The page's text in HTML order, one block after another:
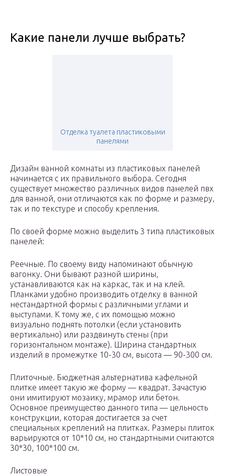
Какие панели лучше выбрать?
Отделка туалета пластиковыми
панелями
Дизайн ванной комнаты из пластиковых панелей
начинается с их правильного выбора. Сегодня
существует множество различных видов панелей пвх
для ванной, они отличаются как по форме и размеру,
так и по текстуре и способу крепления.
По своей форме можно выделить 3 типа пластиковых
панелей:
Реечные. По своему виду напоминают обычную
вагонку. Они бывают разной ширины,
устанавливаются как на каркас, так и на клей.
Планками удобно производить отделку в ванной
нестандартной формы с различными углами и
выступами. К тому же, с их помощью можно
визуально поднять потолки (если установить
вертикально) или раздвинуть стены (при
горизонтальном монтаже). Ширина стандартных
изделий в промежутке 10-30 см, высота — 90-300 см.
Плиточные. Бюджетная альтернатива кафельной
плитке имеет такую же форму — квадрат. Зачастую
они имитируют мозаику, мрамор или бетон.
Основное преимущество данного типа — цельность
конструкции, которая достигается за счет
специальных креплений на плитках. Размеры плиток
варьируются от 10*10 см, но стандартными считаются
30*30, 100*100 см.
Листовые